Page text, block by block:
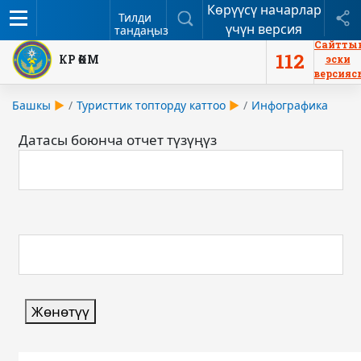
Меню
Тилди
тандаңыз
Издөө
Көрүүсү начарлар
үчүн версия
КР ӨКМ 112
эски
Башкы Туристтик топторду каттоо Инфографика
Датасы боюнча отчет түзүңүз